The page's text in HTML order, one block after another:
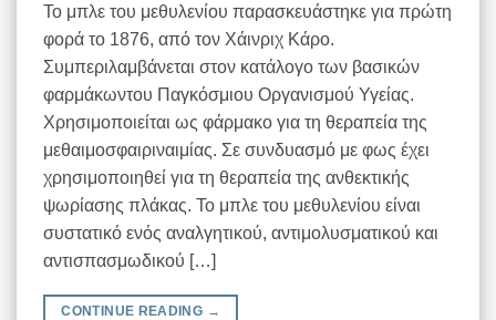
Το μπλε του μεθυλενίου παρασκευάστηκε για πρώτη
φορά το 1876, από τον Χάινριχ Κάρο.
Συμπεριλαμβάνεται στον κατάλογο των βασικών
φαρμάκωντου Παγκόσμιου Οργανισμού Υγείας.
Χρησιμοποιείται ως φάρμακο για τη θεραπεία της
μεθαιμοσφαιριναιμίας. Σε συνδυασμό με φως έχει
χρησιμοποιηθεί για τη θεραπεία της ανθεκτικής
ψωρίασης πλάκας. Το μπλε του μεθυλενίου είναι
συστατικό ενός αναλγητικού, αντιμολυσματικού και
αντισπασμωδικού […]
CONTINUE READING →